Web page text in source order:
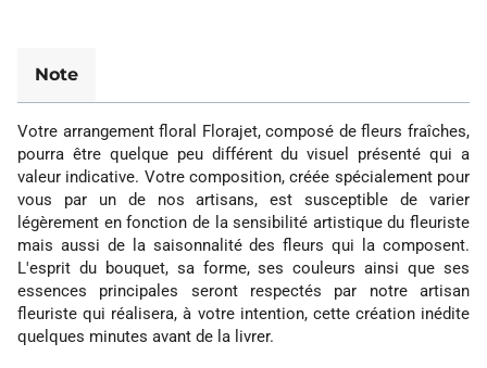
Note
Votre arrangement floral Florajet, composé de fleurs fraîches,
pourra être quelque peu différent du visuel présenté qui a
valeur indicative. Votre composition, créée spécialement pour
vous par un de nos artisans, est susceptible de varier
légèrement en fonction de la sensibilité artistique du fleuriste
mais aussi de la saisonnalité des fleurs qui la composent.
L'esprit du bouquet, sa forme, ses couleurs ainsi que ses
essences principales seront respectés par notre artisan
fleuriste qui réalisera, à votre intention, cette création inédite
quelques minutes avant de la livrer.